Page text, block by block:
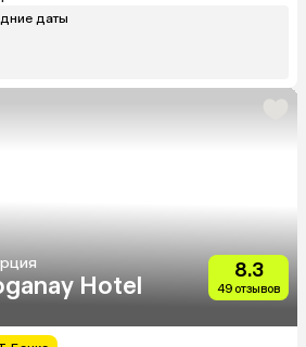
даты
Hotel
8.3
49 отзывов